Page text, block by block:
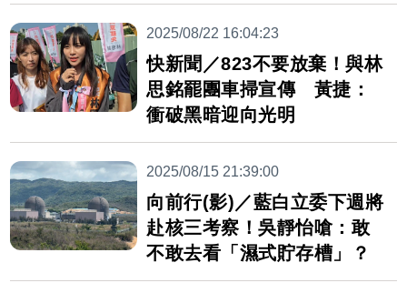
2025/08/22 16:04:23
快新聞／823不要放棄！與林
思銘罷團車掃宣傳 黃捷：
衝破黑暗迎向光明
2025/08/15 21:39:00
向前行(影)／藍白立委下週將
赴核三考察！吳靜怡嗆：敢
不敢去看「濕式貯存槽」？